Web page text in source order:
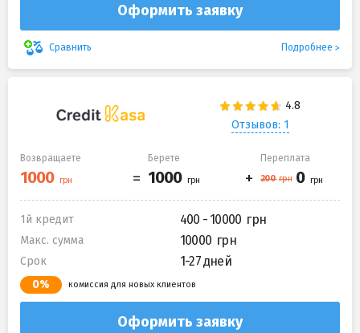
Оформить заявку
Сравнить Подробнее
Отзывов: 1
Возвращаете Берете Переплата
1й кредит 400 - 10000
Макс. сумма 10000
Срок 1-27 дней
0% комиссия для новых клиентов
Оформить заявку